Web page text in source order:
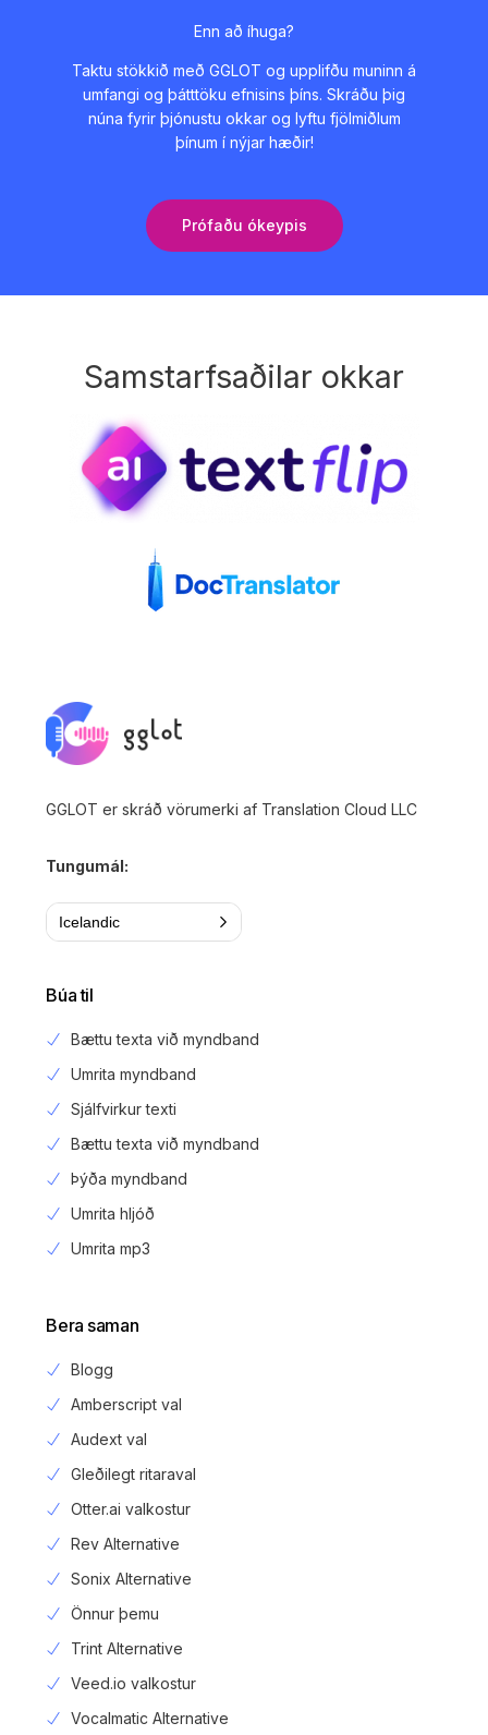
Enn að íhuga?
Taktu stökkið með GGLOT og upplifðu muninn á
umfangi og þátttöku efnisins þíns. Skráðu þig
núna fyrir þjónustu okkar og lyftu fjölmiðlum
þínum í nýjar hæðir!
Prófaðu ókeypis
Samstarfsaðilar okkar
GGLOT er skráð vörumerki af Translation Cloud LLC
Tungumál:
Icelandic
Búa til
Bættu texta við myndband
Umrita myndband
Sjálfvirkur texti
Bættu texta við myndband
Þýða myndband
Umrita hljóð
Umrita mp3
Bera saman
Blogg
Amberscript val
Audext val
Gleðilegt ritaraval
Otter.ai valkostur
Rev Alternative
Sonix Alternative
Önnur þemu
Trint Alternative
Veed.io valkostur
Vocalmatic Alternative